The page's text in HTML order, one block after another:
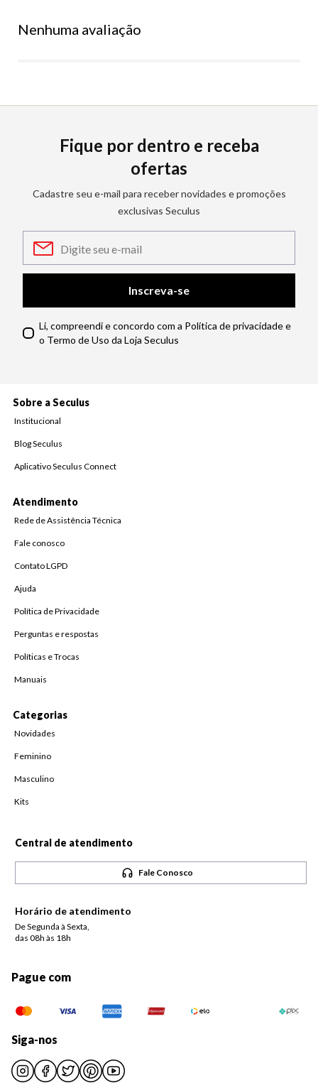
Nenhuma avaliação
Fique por dentro e receba
ofertas
Cadastre seu e-mail para receber novidades e promoções
exclusivas Seculus
Inscreva-se
Li, compreendi e concordo com a Política de privacidade e
o Termo de Uso da Loja Seculus
Sobre a Seculus
Institucional
Blog Seculus
Aplicativo Seculus Connect
Atendimento
Rede de Assistência Técnica
Fale conosco
Contato LGPD
Ajuda
Política de Privacidade
Perguntas e respostas
Políticas e Trocas
Manuais
Categorias
Novidades
Feminino
Masculino
Kits
Central de atendimento
Fale Conosco
Horário de atendimento
De Segunda à Sexta,
das 08h às 18h
Pague com
Siga-nos